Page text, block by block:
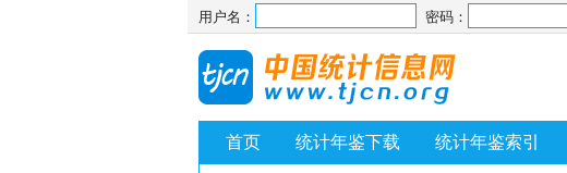
用户名： 密码：
首页 统计年鉴下载 统计年鉴索引